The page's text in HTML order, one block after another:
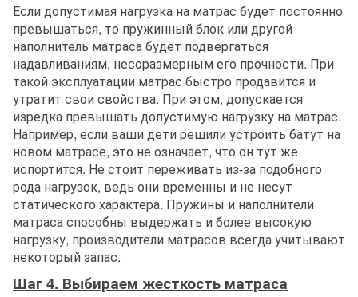
Если допустимая нагрузка на матрас будет постоянно
превышаться, то пружинный блок или другой
наполнитель матраса будет подвергаться
надавливаниям, несоразмерным его прочности. При
такой эксплуатации матрас быстро продавится и
утратит свои свойства. При этом, допускается
изредка превышать допустимую нагрузку на матрас.
Например, если ваши дети решили устроить батут на
новом матрасе, это не означает, что он тут же
испортится. Не стоит переживать из-за подобного
рода нагрузок, ведь они временны и не несут
статического характера. Пружины и наполнители
матраса способны выдержать и более высокую
нагрузку, производители матрасов всегда учитывают
некоторый запас.
Шаг 4. Выбираем жесткость матраса